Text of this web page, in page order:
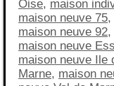
Oise, maison
maison neuve 75,
maison neuve 92,
maison neuve
maison neuve Ile
Marne, maison